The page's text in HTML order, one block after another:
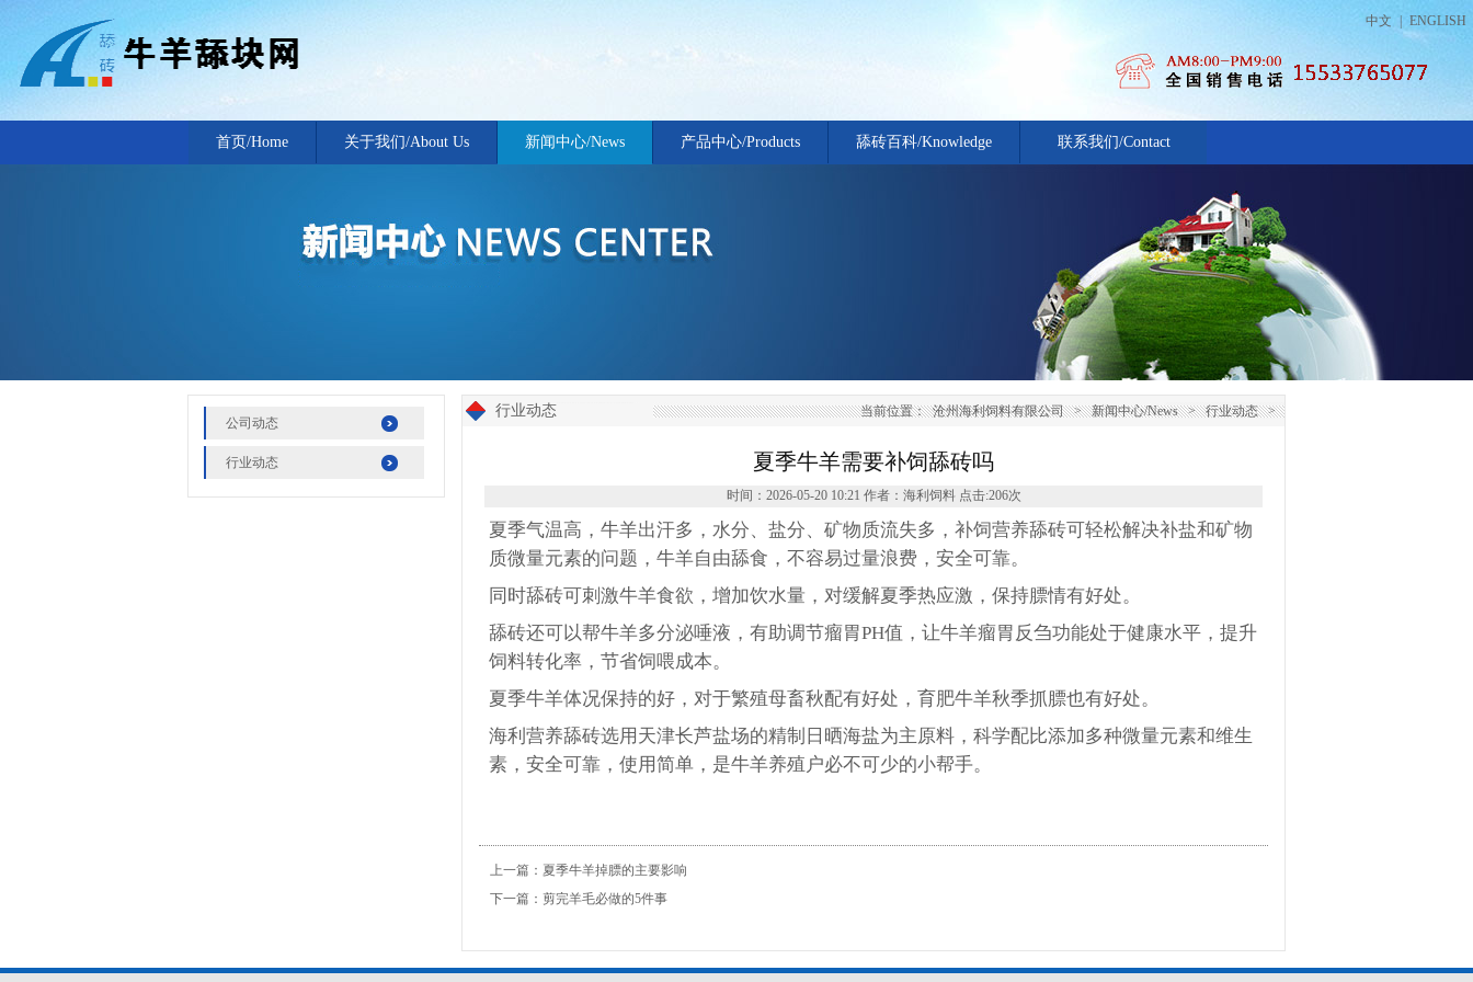
中文 ENGLISH
首页/Home 关于我们/About Us 新闻中心/News 产品中心/Products 舔砖百科/Knowledge 联系我们/Contact
公司动态
行业动态
行业动态 当前位置： 沧州海利饲料有限公司 > 新闻中心/News > 行业动态 >
夏季牛羊需要补饲舔砖吗
时间：2026-05-20 10:21 作者：海利饲料 点击:206次
夏季气温高，牛羊出汗多，水分、盐分、矿物质流失多，补饲营养舔砖可轻松解决补盐和矿物
质微量元素的问题，牛羊自由舔食，不容易过量浪费，安全可靠。
同时舔砖可刺激牛羊食欲，增加饮水量，对缓解夏季热应激，保持膘情有好处。
舔砖还可以帮牛羊多分泌唾液，有助调节瘤胃PH值，让牛羊瘤胃反刍功能处于健康水平，提升
饲料转化率，节省饲喂成本。
夏季牛羊体况保持的好，对于繁殖母畜秋配有好处，育肥牛羊秋季抓膘也有好处。
海利营养舔砖选用天津长芦盐场的精制日晒海盐为主原料，科学配比添加多种微量元素和维生
素， 安全可靠，使用简单，是牛羊养殖户必不可少的小帮手。
上一篇： 夏季牛羊掉膘的主要影响
下一篇： 剪完羊毛必做的5件事